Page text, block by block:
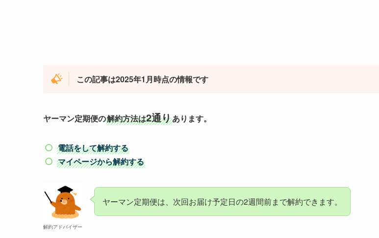
この記事は2025年1月時点の情報です
ヤーマン定期便の解約方法は2通りあります。
電話をして解約する
マイページから解約する
解約アドバイザー
ヤーマン定期便は、次回お届け予定日の2週間前まで解約できます。